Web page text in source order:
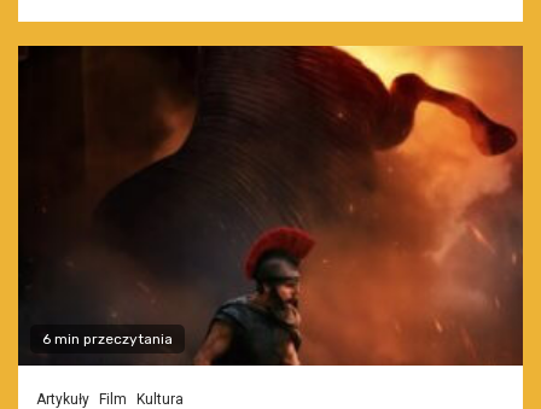
6 min przeczytania
Artykuły Film Kultura